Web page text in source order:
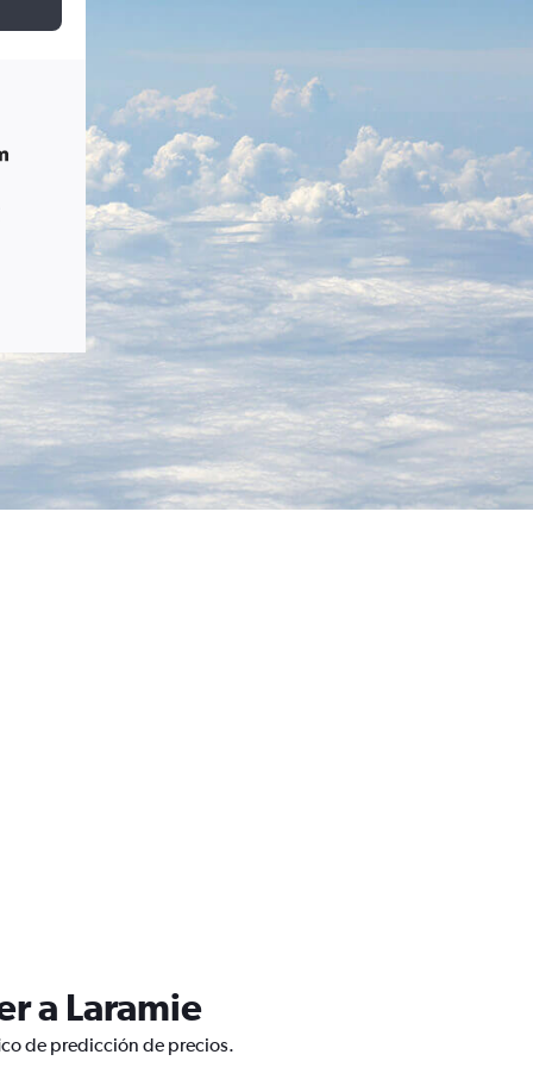
a Laramie
de predicción de precios.